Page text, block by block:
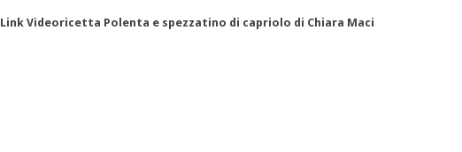
Link Videoricetta Polenta e spezzatino di capriolo di Chiara Maci